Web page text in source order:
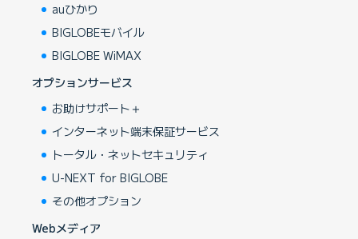
auひかり
BIGLOBEモバイル
BIGLOBE WiMAX
オプションサービス
お助けサポート＋
インターネット端末保証サービス
トータル・ネットセキュリティ
U-NEXT for BIGLOBE
その他オプション
Webメディア